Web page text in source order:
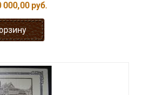
000,00 руб.